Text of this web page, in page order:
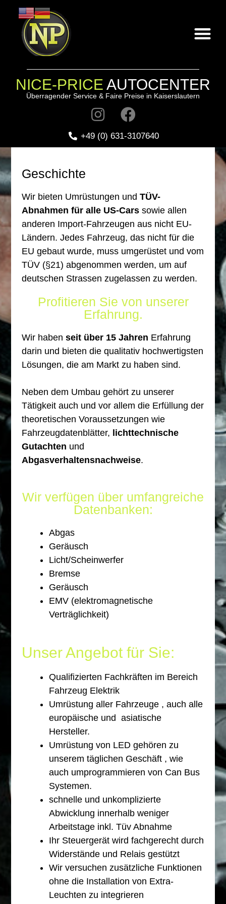
NICE-PRICE AUTOCENTER
Überragender Service & Faire Preise in Kaiserslautern
+49 (0) 631-3107640
Geschichte
Wir bieten Umrüstungen und TÜV-
Abnahmen für alle US-Carssowie allen
anderen Import-Fahrzeugen aus nicht EU-
Ländern. Jedes Fahrzeug, das nicht für die
EU gebaut wurde, muss umgerüstet und vom
TÜV (§21) abgenommen werden, um auf
deutschen Strassen zugelassen zu werden.
Profitieren Sie von unserer
Erfahrung.
Wir haben seit über 15 Jahren Erfahrung
darin und bieten die qualitativ hochwertigsten
Lösungen, die am Markt zu haben sind.
Neben dem Umbau gehört zu unserer
Tätigkeit auch und vor allem die Erfüllung der
theoretischen Voraussetzungen wie
Fahrzeugdatenblätter, lichttechnische
Gutachten und
Abgasverhaltensnachweise.
Wir verfügen über umfangreiche
Datenbanken:
Abgas
Geräusch
Licht/Scheinwerfer
Bremse
Geräusch
EMV (elektromagnetische
Verträglichkeit)
Unser Angebot für Sie:
Qualifizierten Fachkräften im Bereich
Fahrzeug Elektrik
Umrüstung aller Fahrzeuge , auch alle
europäische und asiatische
Hersteller.
Umrüstung von LED gehören zu
unserem täglichen Geschäft , wie
auch umprogrammieren von Can Bus
Systemen.
schnelle und unkomplizierte
Abwicklung innerhalb weniger
Arbeitstage inkl. Tüv Abnahme
Ihr Steuergerät wird fachgerecht durch
Widerstände und Relais gestützt
Wir versuchen zusätzliche Funktionen
ohne die Installation von Extra-
Leuchten zu integrieren